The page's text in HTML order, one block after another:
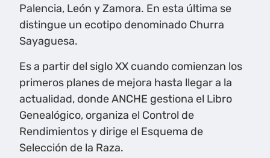
Palencia, León y Zamora. En esta última se
distingue un ecotipo denominado Churra
Sayaguesa.
Es a partir del siglo XX cuando comienzan los
primeros planes de mejora hasta llegar a la
actualidad, donde ANCHE gestiona el Libro
Genealógico, organiza el Control de
Rendimientos y dirige el Esquema de
Selección de la Raza.